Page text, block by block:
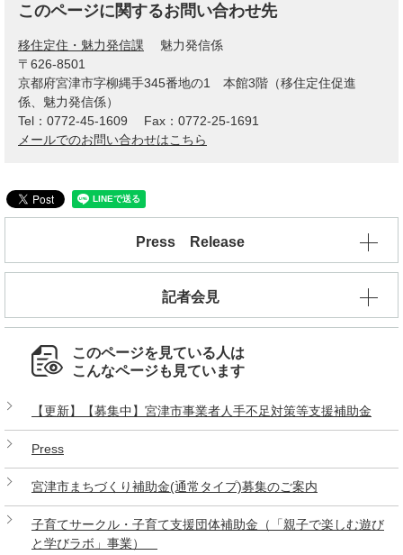
このページに関するお問い合わせ先
移住定住・魅力発信課
魅力発信係
〒626-8501
京都府宮津市字柳縄手345番地の1 本館3階（移住定住促進
係、魅力発信係）
Tel：0772-45-1609
Fax：0772-25-1691
メールでのお問い合わせはこちら
Press Release
記者会見
このページを見ている人は
こんなページも見ています
【更新】【募集中】宮津市事業者人手不足対策等支援補助金
Press
宮津市まちづくり補助金(通常タイプ)募集のご案内
子育てサークル・子育て支援団体補助金（「親子で楽しむ遊び
と学びラボ」事業）